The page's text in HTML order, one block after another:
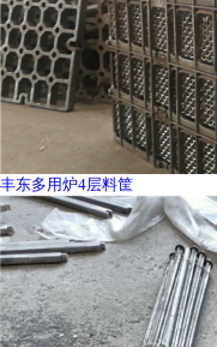
丰东多用炉4层料筐